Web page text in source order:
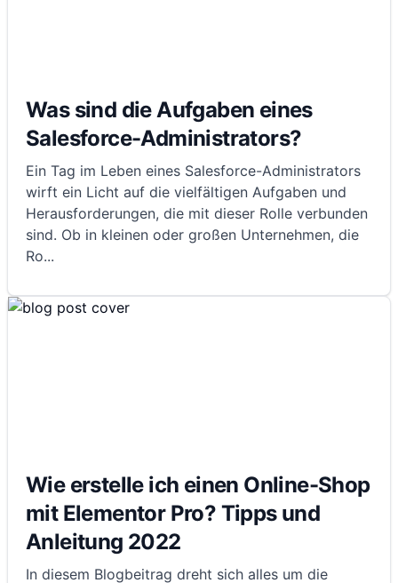
Was sind die Aufgaben eines
Salesforce-Administrators?
Ein Tag im Leben eines Salesforce-Administrators
wirft ein Licht auf die vielfältigen Aufgaben und
Herausforderungen, die mit dieser Rolle verbunden
sind. Ob in kleinen oder großen Unternehmen, die
Ro...
Wie erstelle ich einen Online-Shop
mit Elementor Pro? Tipps und
Anleitung 2022
In diesem Blogbeitrag dreht sich alles um die